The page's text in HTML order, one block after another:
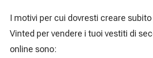
I motivi per cui dovresti creare
Vinted per vendere i tuoi vestiti di
online sono: